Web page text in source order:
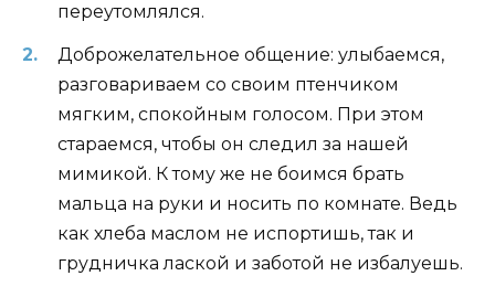
переутомлялся.
Доброжелательное общение: улыбаемся,
разговариваем со своим птенчиком
мягким, спокойным голосом. При этом
стараемся, чтобы он следил за нашей
мимикой. К тому же не боимся брать
мальца на руки и носить по комнате. Ведь
как хлеба маслом не испортишь, так и
грудничка лаской и заботой не избалуешь.